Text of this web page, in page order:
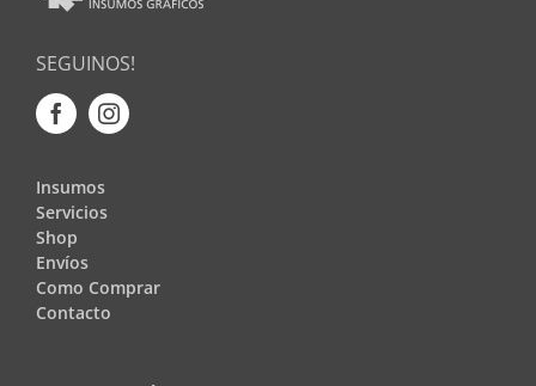
SEGUINOS!
Insumos
Servicios
Shop
Envíos
Como Comprar
Contacto